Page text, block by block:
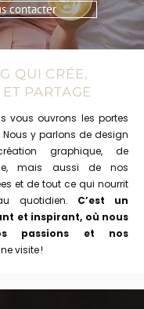
contacter
QUI CRÉE,
PARTAGE
vous ouvrons les portes
Nous y parlons de design
graphique, de
mais aussi de nos
et de tout ce qui nourrit
quotidien. C’est un
et inspirant, où nous
passions et nos
visite !